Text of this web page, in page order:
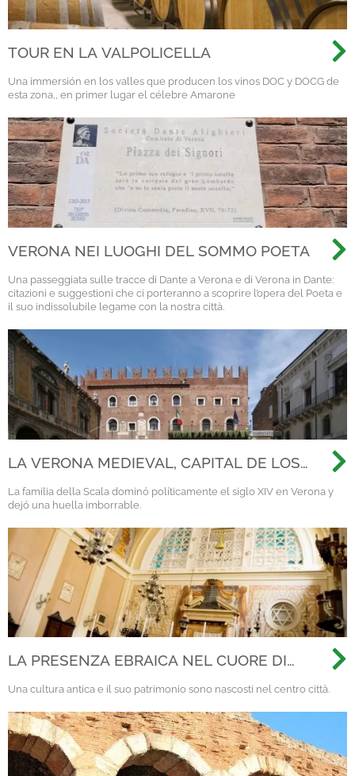
TOUR EN LA VALPOLICELLA
Una immersión en los valles que producen los vinos DOC y DOCG de
esta zona,, en primer lugar el célebre Amarone
VERONA NEI LUOGHI DEL SOMMO POETA
Una passeggiata sulle tracce di Dante a Verona e di Verona in Dante:
citazioni e suggestioni che ci porteranno a scoprire l’opera del Poeta e
il suo indissolubile legame con la nostra città.
LA VERONA MEDIEVAL, CAPITAL DE LOS
La familia della Scala dominó políticamente el siglo XIV en Verona y
dejó una huella imborrable.
LA PRESENZA EBRAICA NEL CUORE DI
Una cultura antica e il suo patrimonio sono nascosti nel centro città.